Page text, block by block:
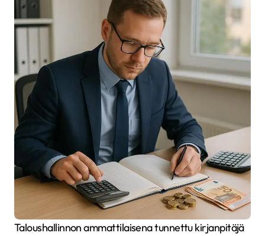
Taloushallinnon ammattilaisena tunnettu kirjanpitäjä